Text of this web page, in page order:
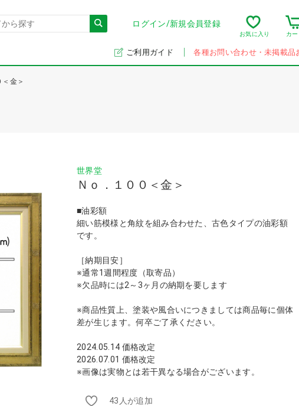
ログイン/新規会員登録
お気に入り カー
ご利用ガイド 各種お問い合わせ・未掲載品
＜金＞
世界堂
Ｎｏ．１００＜金＞
■油彩額
細い筋模様と角紋を組み合わせた、古色タイプの油彩額
です。
［納期目安］
※通常1週間程度（取寄品）
※欠品時には2～3ヶ月の納期を要します
※商品性質上、塗装や風合いにつきましては商品毎に個体
差が生じます。何卒ご了承ください。
2024.05.14 価格改定
2026.07.01 価格改定
※画像は実物とは若干異なる場合がございます。
43人が追加